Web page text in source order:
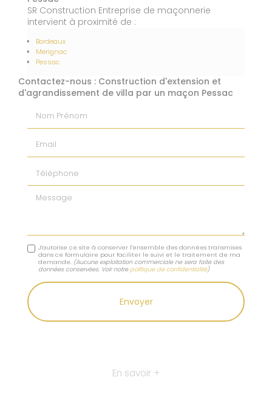
SR Construction Entreprise de maçonnerie
intervient à proximité de :
Bordeaux
Merignac
Pessac
Contactez-nous : Construction d'extension et
d'agrandissement de villa par un maçon Pessac
Message
J'autorise ce site à conserver l'ensemble des données transmises
dans ce formulaire pour faciliter le suivi et le traitement de ma
demande. (Aucune exploitation commerciale ne sera faite des
données conservées. Voir notre politique de confidentialité)
En savoir +